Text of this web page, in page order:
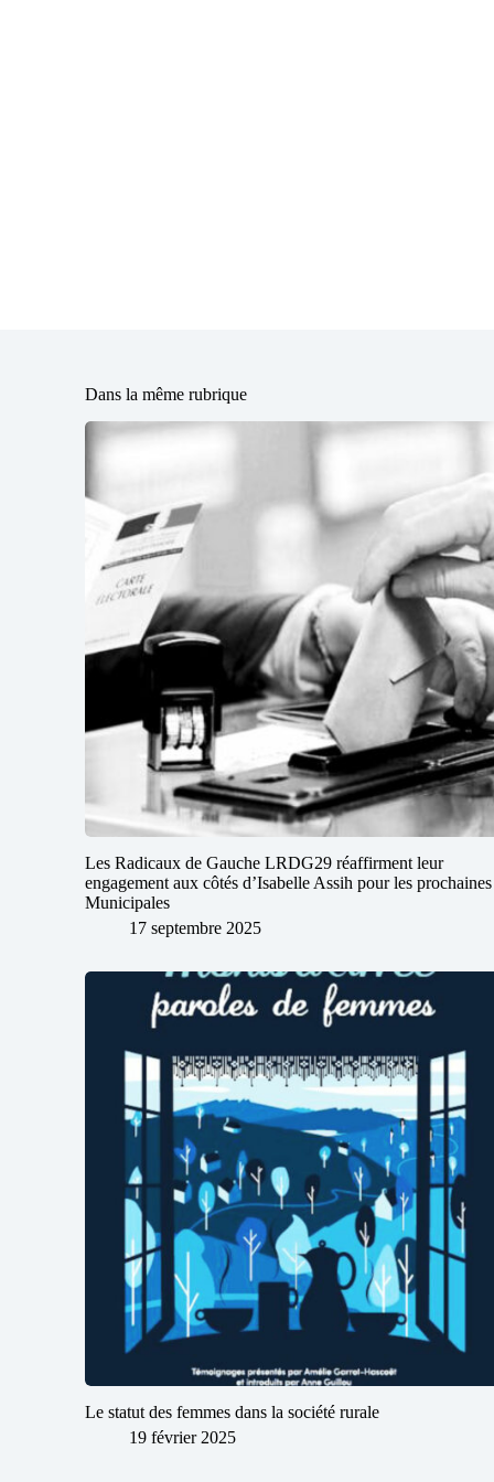
Dans la même rubrique
Les Radicaux de Gauche LRDG29 réaffirment leur
engagement aux côtés d’Isabelle Assih pour les prochaines
Municipales
17 septembre 2025
Le statut des femmes dans la société rurale
19 février 2025